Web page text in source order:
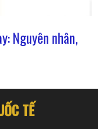
Nguyên nhân,
TẾ